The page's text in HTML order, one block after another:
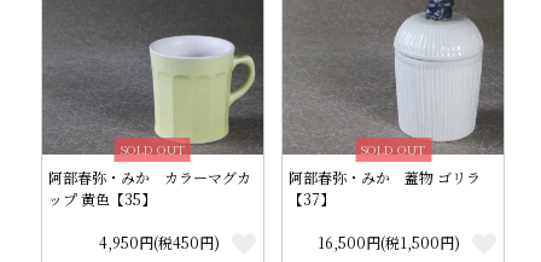
SOLD OUT
阿部春弥・みか カラーマグカ
ップ 黄色【35】
4,950円(税450円)
SOLD OUT
阿部春弥・みか 蓋物 ゴリラ
【37】
16,500円(税1,500円)